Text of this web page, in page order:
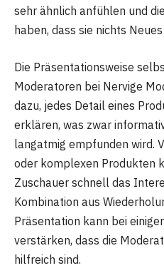
sehr ähnlich anfühlen und
haben, dass sie nichts
Die Präsentationsweise
Moderatoren bei Nervige
dazu, jedes Detail eines
erklären, was zwar
langatmig empfunden wird.
oder komplexen Produkten
Zuschauer schnell das
Kombination aus
Präsentation kann bei
verstärken, dass die
hilfreich sind.